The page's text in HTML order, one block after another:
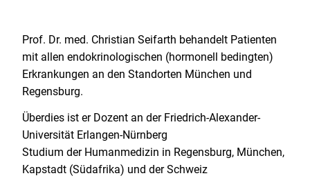
Prof. Dr. med. Christian Seifarth behandelt Patienten
mit allen endokrinologischen (hormonell bedingten)
Erkrankungen an den Standorten München und
Regensburg.
Überdies ist er Dozent an der Friedrich-Alexander-
Universität Erlangen-Nürnberg
Studium der Humanmedizin in Regensburg, München,
Kapstadt (Südafrika) und der Schweiz